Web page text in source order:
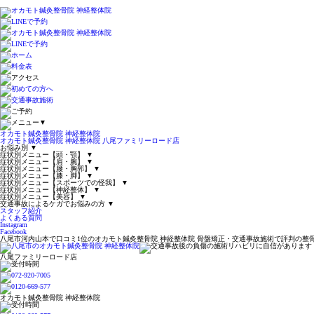
▼
オカモト鍼灸整骨院 神経整体院
オカモト鍼灸整骨院 神経整体院 八尾ファミリーロード店
お悩み別
▼
症状別メニュー【頭・顎】
▼
症状別メニュー【肩・腕】
▼
症状別メニュー【腰・胸郭】
▼
症状別メニュー【膝・脚】
▼
症状別メニュー【スポーツでの怪我】
▼
症状別メニュー【神経整体】
▼
症状別メニュー【美容】
▼
交通事故によるケガでお悩みの方 ▼
スタッフ紹介
よくある質問
Instagram
Facebook
八尾市河内山本で口コミ1位のオカモト鍼灸整骨院 神経整体院 骨盤矯正・交通事故施術で評判の整
八尾ファミリーロード店
オカモト鍼灸整骨院 神経整体院